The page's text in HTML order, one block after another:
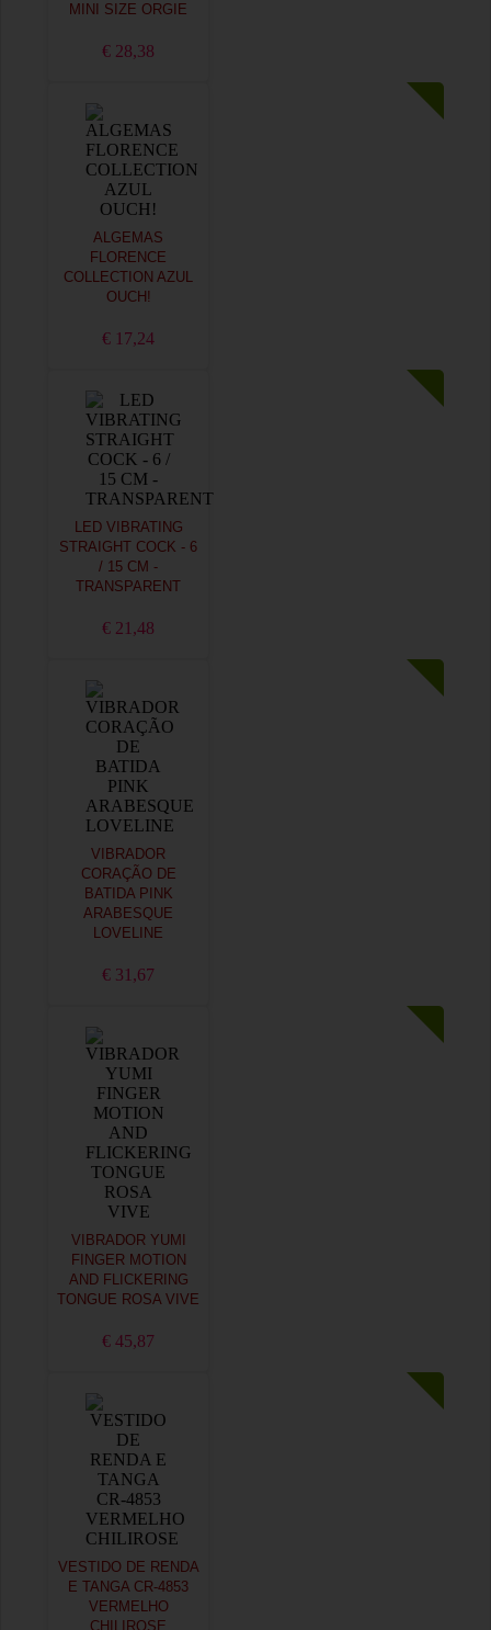
MINI SIZE ORGIE
€ 28,38
ALGEMAS
FLORENCE
COLLECTION AZUL
OUCH!
€ 17,24
LED VIBRATING
STRAIGHT COCK - 6
/ 15 CM -
TRANSPARENT
€ 21,48
VIBRADOR
CORAÇÃO DE
BATIDA PINK
ARABESQUE
LOVELINE
€ 31,67
VIBRADOR YUMI
FINGER MOTION
AND FLICKERING
TONGUE ROSA VIVE
€ 45,87
VESTIDO DE RENDA
E TANGA CR-4853
VERMELHO
CHILIROSE